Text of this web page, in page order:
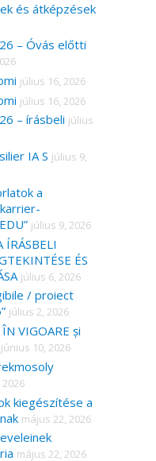
és átképzések
– Óvás előtti
július 16, 2026
július 16, 2026
– írásbeli július
IA S július 9,
a
július 9, 2026
ÍRÁSBELI
ÉS
július 6, 2026
/ proiect
július 2, 2026
VIGOARE și
június 10, 2026
kiegészítése a
május 22, 2026
május 22, 2026